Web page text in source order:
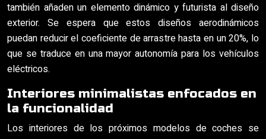
también añaden un elemento dinámico y futurista al diseño
exterior. Se espera que estos diseños aerodinámicos
puedan reducir el coeficiente de arrastre hasta en un 20%, lo
que se traduce en una mayor autonomía para los vehículos
eléctricos.
Interiores minimalistas enfocados en
la funcionalidad
Los interiores de los próximos modelos de coches se